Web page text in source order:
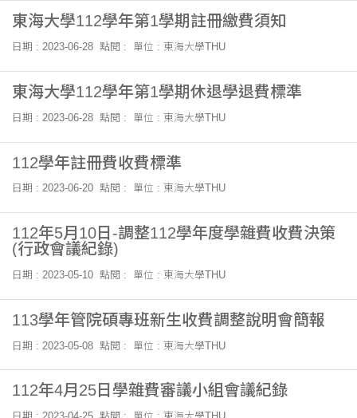
東海大學112學年第1學期註冊繳費須知
日期 : 2023-06-28 點閱 : 單位 : 東海大學THU
東海大學112學年第1學期休退學退費標準
日期 : 2023-06-28 點閱 : 單位 : 東海大學THU
112學年註冊費收費標準
日期 : 2023-06-20 點閱 : 單位 : 東海大學THU
112年5月10日-調整112學年度學雜費收費決策
(行政會議紀錄)
日期 : 2023-05-10 點閱 : 單位 : 東海大學THU
113學年管院碩專班新生收費調整說明會簡報
日期 : 2023-05-08 點閱 : 單位 : 東海大學THU
112年4月25日學雜費審議小組會議紀錄